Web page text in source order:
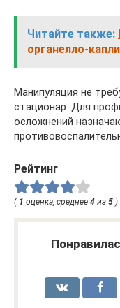
Читайте также:
органелло-
Манипуляция не
стационар. Для
осложнений
Рейтинг
( 1 оценка, среднее 4 из 5 )